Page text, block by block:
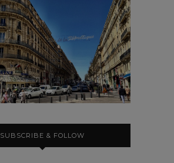
SUBSCRIBE & FOLLOW